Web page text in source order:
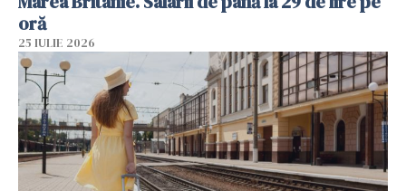
oră
25 IULIE 2026